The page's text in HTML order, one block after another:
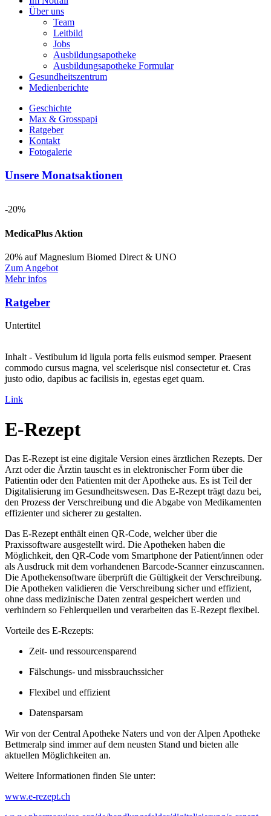
Über uns
Team
Leitbild
Jobs
Ausbildungsapotheke
Ausbildungsapotheke Formular
Gesundheitszentrum
Medienberichte
Geschichte
Max & Grosspapi
Ratgeber
Kontakt
Fotogalerie
Unsere Monatsaktionen
-20%
MedicaPlus Aktion
20% auf Magnesium Biomed Direct & UNO
Zum Angebot
Mehr infos
Ratgeber
Untertitel
Inhalt - Vestibulum id ligula porta felis euismod semper. Praesent
commodo cursus magna, vel scelerisque nisl consectetur et. Cras
justo odio, dapibus ac facilisis in, egestas eget quam.
Link
E-Rezept
Das E-Rezept ist eine digitale Version eines ärztlichen Rezepts. Der
Arzt oder die Ärztin tauscht es in elektronischer Form über die
Patientin oder den Patienten mit der Apotheke aus. Es ist Teil der
Digitalisierung im Gesundheitswesen. Das E-Rezept trägt dazu bei,
den Prozess der Verschreibung und die Abgabe von Medikamenten
effizienter und sicherer zu gestalten.
Das E-Rezept enthält einen QR-Code, welcher über die
Praxissoftware ausgestellt wird. Die Apotheken haben die
Möglichkeit, den QR-Code vom Smartphone der Patient/innen oder
als Ausdruck mit dem vorhandenen Barcode-Scanner einzuscannen.
Die Apothekensoftware überprüft die Gültigkeit der Verschreibung.
Die Apotheken validieren die Verschreibung sicher und effizient,
ohne dass medizinische Daten zentral gespeichert werden und
verhindern so Fehlerquellen und verarbeiten das E-Rezept flexibel.
Vorteile des E-Rezepts:
Zeit- und ressourcensparend
Fälschungs- und missbrauchssicher
Flexibel und effizient
Datensparsam
Wir von der Central Apotheke Naters und von der Alpen Apotheke
Bettmeralp sind immer auf dem neusten Stand und bieten alle
aktuellen Möglichkeiten an.
Weitere Informationen finden Sie unter:
www.e-rezept.ch